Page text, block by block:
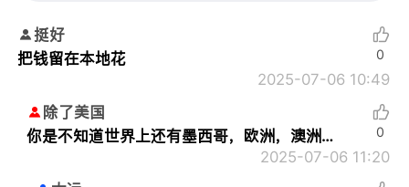
挺好
把钱留在本地花
2025-07-06 10:49
0
除了美国
你是不知道世界上还有墨西哥，欧洲，澳洲…
2025-07-06 11:20
0